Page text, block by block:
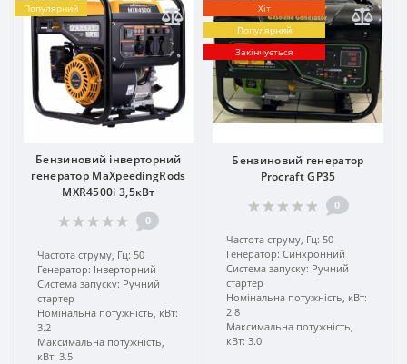
Популярний
Бензиновий інверторний
генератор MaXpeedingRods
MXR4500i 3,5кВт
0
Частота струму, Гц: 50
Генератор: Інверторний
Система запуску: Ручний
стартер
Номінальна потужність, кВт:
3.2
Максимальна потужність,
кВт: 3.5
Хіт
Популярний
Закінчується
Бензиновий генератор
Procraft GP35
0
Частота струму, Гц: 50
Генератор: Синхронний
Система запуску: Ручний
стартер
Номінальна потужність, кВт:
2.8
Максимальна потужність,
кВт: 3.0